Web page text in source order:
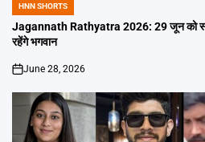
POSTED
IN
HNN SHORTS
Jagannath Rathyatra 2026: 29 जून को स्नान
रहेंगे भगवान
on
June 28, 2026